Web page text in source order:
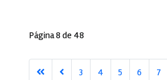
Página 8 de 48
3 4 5 6 7